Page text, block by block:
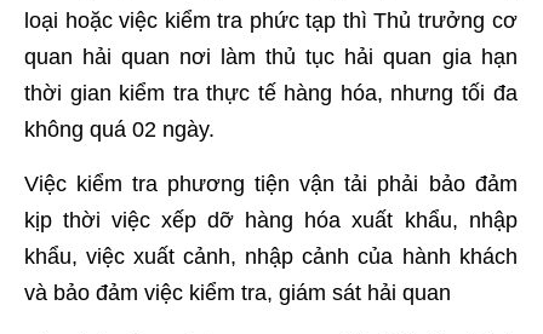
loại hoặc việc kiểm tra phức tạp thì Thủ trưởng cơ
quan hải quan nơi làm thủ tục hải quan gia hạn
thời gian kiểm tra thực tế hàng hóa, nhưng tối đa
không quá 02 ngày.
Việc kiểm tra phương tiện vận tải phải bảo đảm
kịp thời việc xếp dỡ hàng hóa xuất khẩu, nhập
khẩu, việc xuất cảnh, nhập cảnh của hành khách
và bảo đảm việc kiểm tra, giám sát hải quan